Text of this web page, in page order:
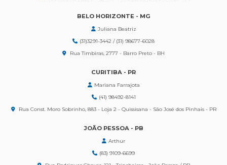
BELO HORIZONTE - MG
Juliana Beatriz
(31)3291-3442 / (31) 98677-6028
Rua Timbiras, 2777 - Barro Preto - BH
CURITIBA - PR
Mariana Farrajota
(41) 98492-8141
Rua Const. Moro Sobrinho, 883 - Loja 2 - Quissisana - São José dos Pinhais - PR
JOÃO PESSOA - PB
Arthur
(83) 9109-6699